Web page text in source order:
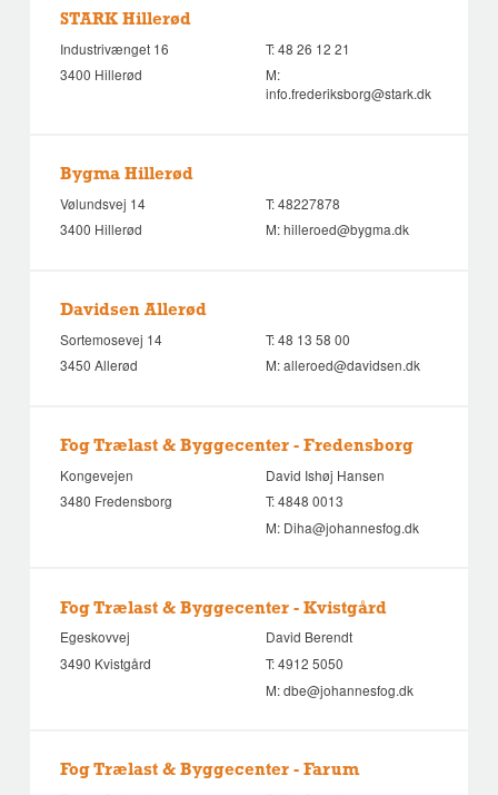
STARK Hillerød
Industrivænget 16
3400 Hillerød
T:48 26 12 21
M:
info.frederiksborg@stark.dk
Bygma Hillerød
Vølundsvej 14
3400 Hillerød
T:48227878
M:hilleroed@bygma.dk
Davidsen Allerød
Sortemosevej 14
3450 Allerød
T:48 13 58 00
M:alleroed@davidsen.dk
Fog Trælast & Byggecenter - Fredensborg
Kongevejen
3480 Fredensborg
David Ishøj Hansen
T:4848 0013
M: Diha@johannesfog.dk
Fog Trælast & Byggecenter - Kvistgård
Egeskovvej
3490 Kvistgård
David Berendt
T:4912 5050
M:dbe@johannesfog.dk
Fog Trælast & Byggecenter - Farum